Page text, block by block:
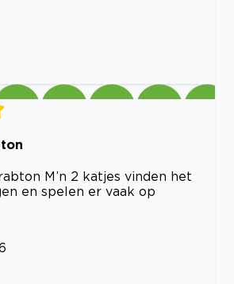
M’n 2 katjes vinden het
en spelen er vaak op